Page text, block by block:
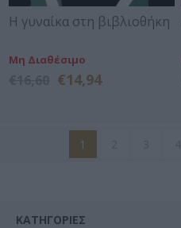
Η γυναίκα στη βιβλιοθήκη
Μη Διαθέσιμο
€14,94
1
ΚΑΤΗΓΟΡΊΕΣ